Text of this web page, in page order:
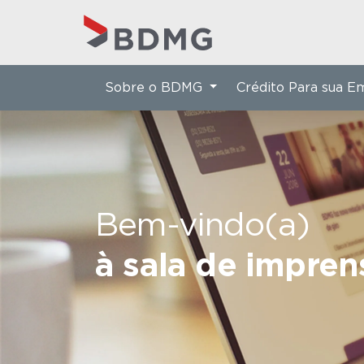
Bem-vindo(a)
à sala de
Sobre o BDMG Crédito Para sua